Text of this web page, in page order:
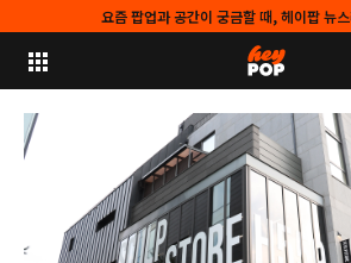
요즘 팝업과 공간이 궁금할 때, 헤이팝 뉴